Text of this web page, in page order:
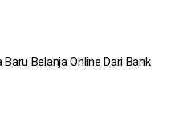
Baru Belanja Online Dari Bank